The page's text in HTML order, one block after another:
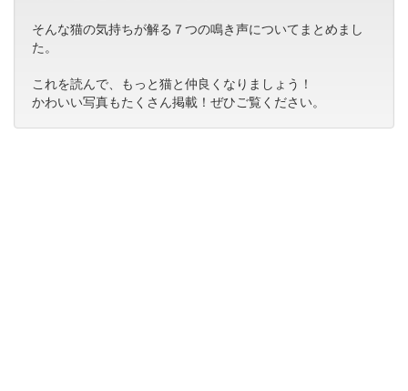
そんな猫の気持ちが解る７つの鳴き声についてまとめまし
た。
これを読んで、もっと猫と仲良くなりましょう！
かわいい写真もたくさん掲載！ぜひご覧ください。